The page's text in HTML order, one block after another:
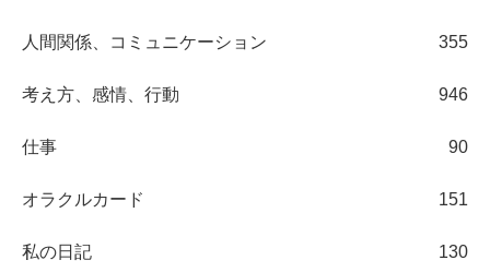
人間関係、コミュニケーション 355
考え方、感情、行動 946
仕事 90
オラクルカード 151
私の日記 130